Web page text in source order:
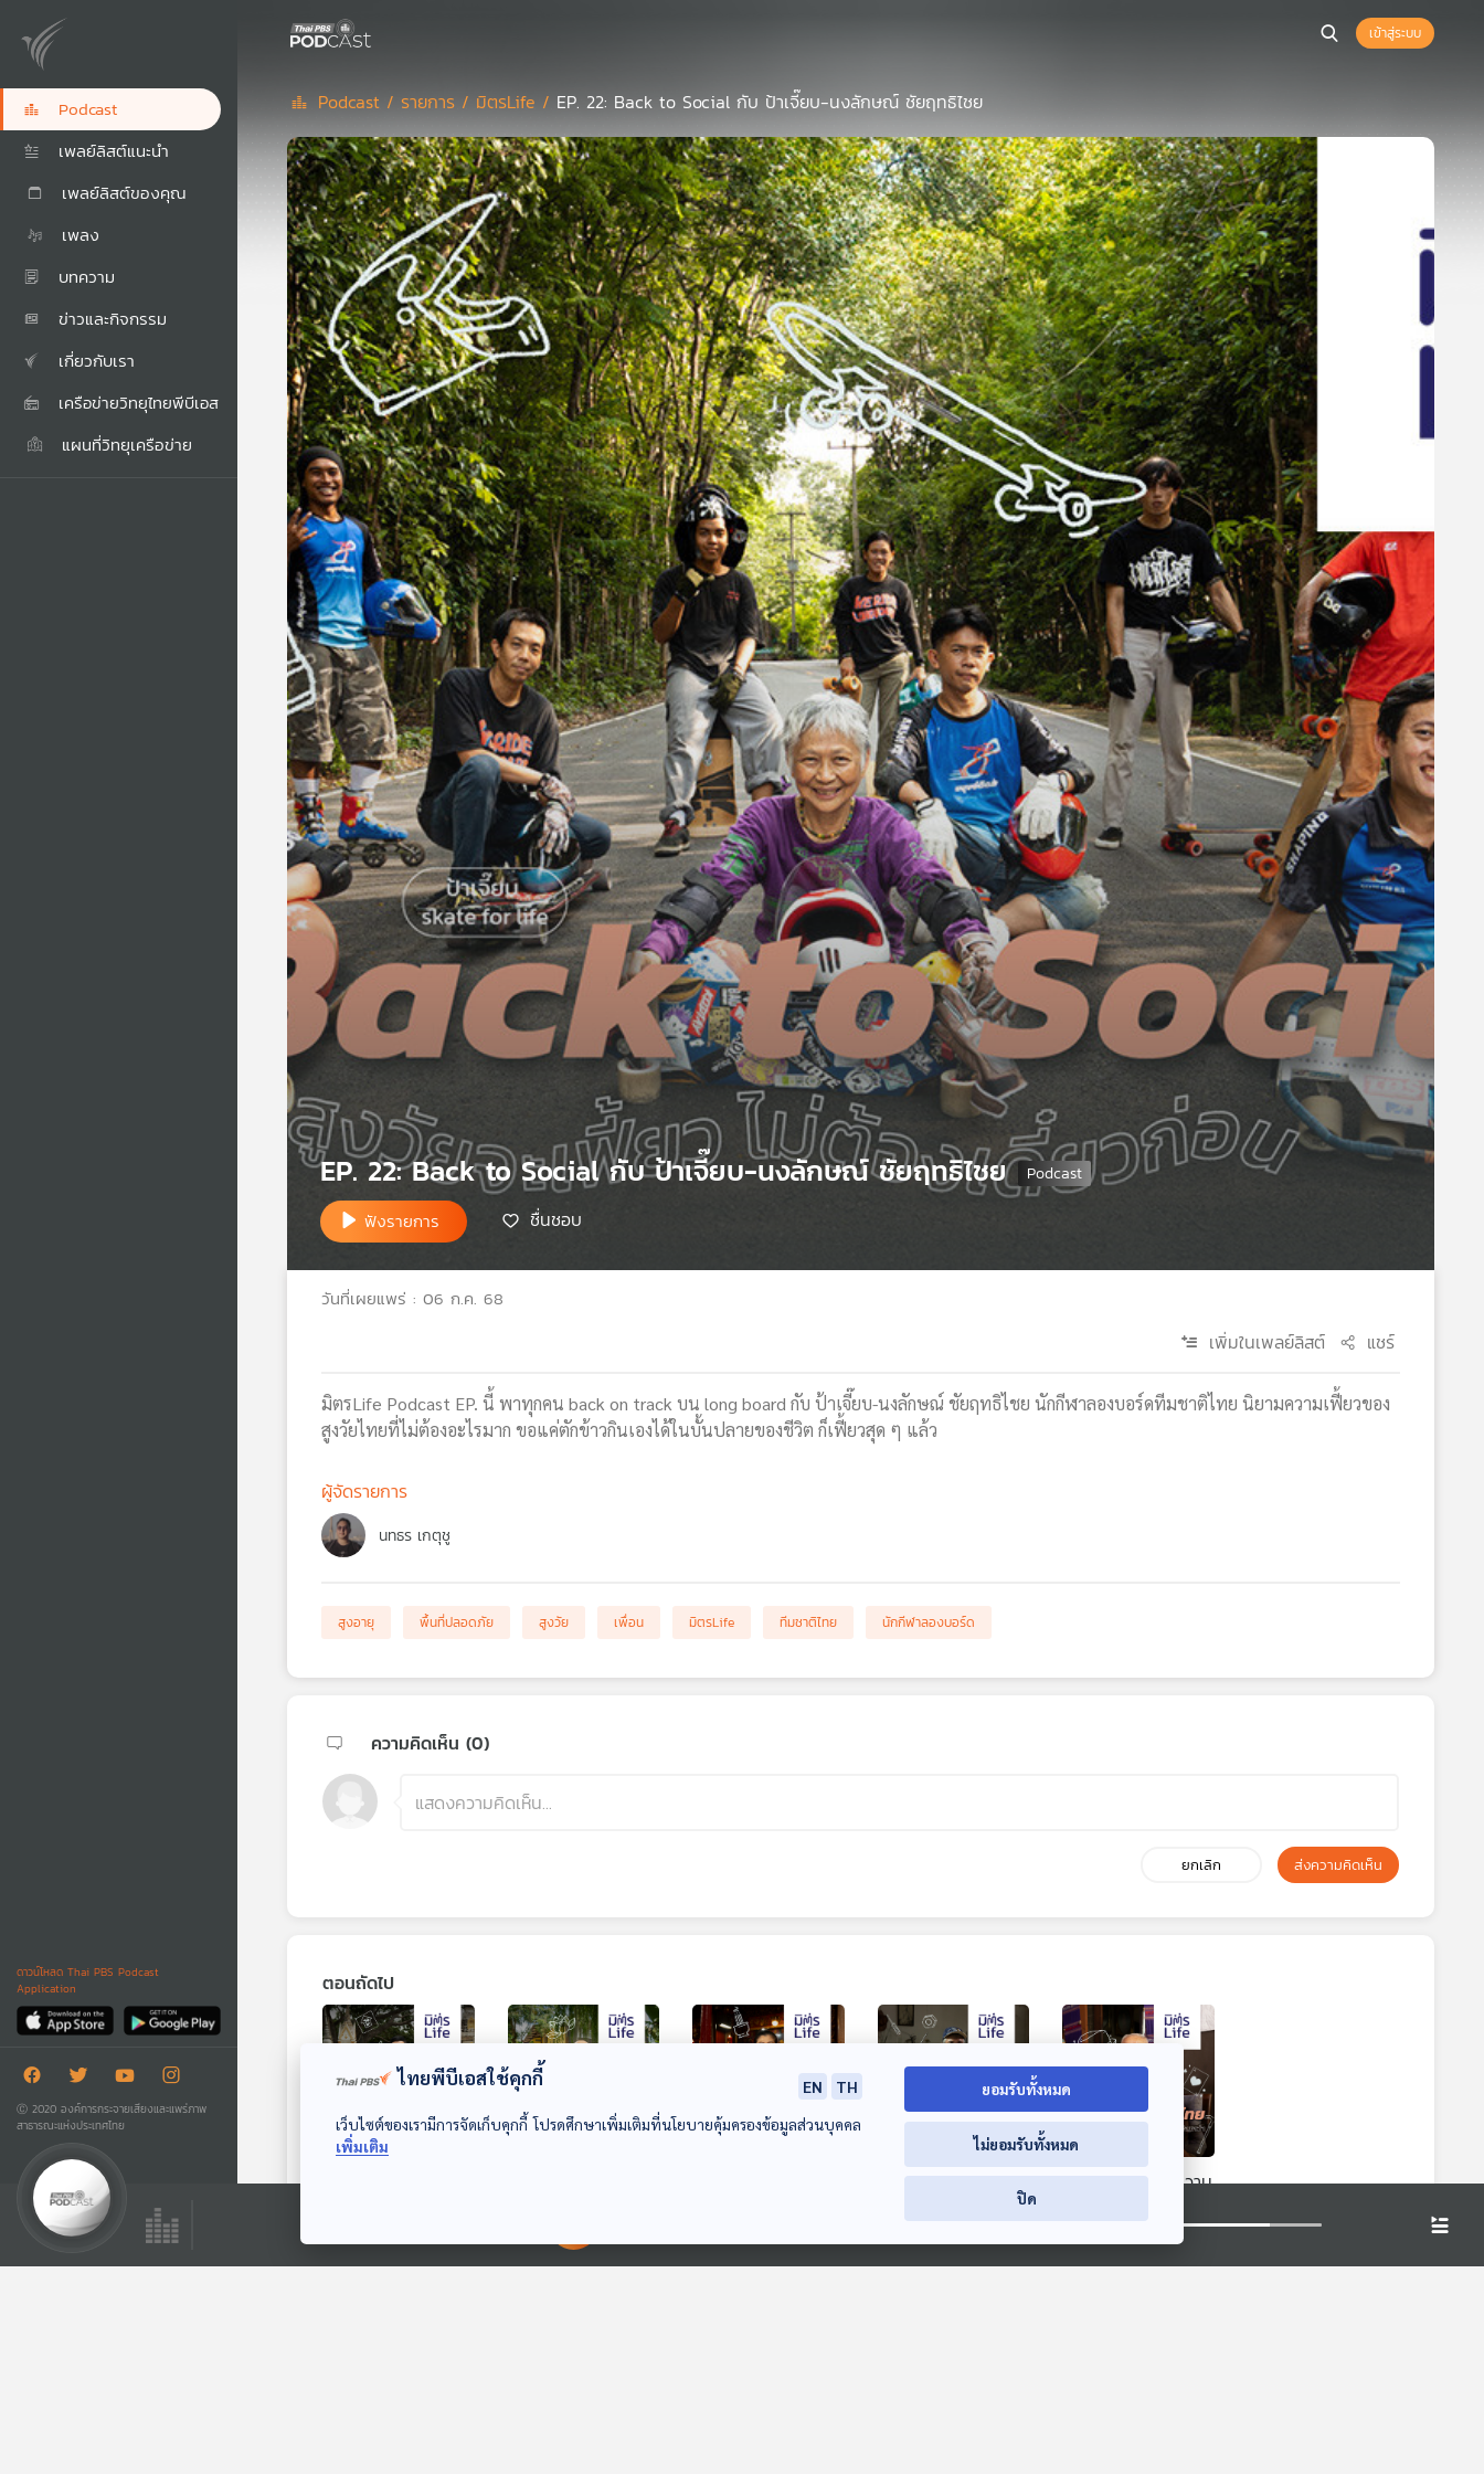
Podcast
เพลย์ลิสต์แนะนำ
เพลย์ลิสต์ของคุณ
เพลง
บทความ
ข่าวและกิจกรรม
เกี่ยวกับเรา
เครือข่ายวิทยุไทยพีบีเอส
แผนที่วิทยุเครือข่าย
ดาวน์โหลด Thai PBS Podcast
Application
Ⓒ 2020 องค์การกระจายเสียงและแพร่ภาพ
สาธารณะแห่งประเทศไทย
เข้าสู่ระบบ
Podcast / รายการ / มิตรLife / EP. 22: Back to Social กับ ป้าเจี๊ยบ-นงลักษณ์ ชัยฤทธิไชย
EP. 22: Back to Social กับ ป้าเจี๊ยบ-นงลักษณ์ ชัยฤทธิไชย
ฟังรายการ ชื่นชอบ
วันที่เผยแพร่ : 06 ก.ค. 68
เพิ่มในเพลย์ลิสต์ แชร์
มิตรLife Podcast EP. นี้ พาทุกคน back on track บน long board กับ ป้าเจี๊ยบ-นงลักษณ์ ชัยฤทธิไชย นักกีฬาลองบอร์ดทีมชาติไทย นิยามความเฟี้ยวของ
สูงวัยไทยที่ไม่ต้องอะไรมาก ขอแค่ตักข้าวกินเองได้ในบั้นปลายของชีวิต ก็เฟี้ยวสุด ๆ แล้ว
ผู้จัดรายการ
นทธร เกตุชู
สูงอายุ พื้นที่ปลอดภัย สูงวัย เพื่อน มิตรLife ทีมชาติไทย นักกีฬาลองบอร์ด
ความคิดเห็น (0)
ยกเลิก ส่งความคิดเห็น
ตอนถัดไป
วิชิต ธมฺมชิโต
EP. 26: ตุ๊กการช่าง
EP. 27: ความรู้ ความ
ปัญญาชนไทย
00:00:00
ไทยพีบีเอสใช้คุกกี้ EN
TH
เว็บไซต์ของเรามีการจัดเก็บคุกกี้ โปรดศึกษาเพิ่มเติมที่นโยบายคุ้มครองข้อมูลส่วนบุคคล
เพิ่มเติม
ยอมรับทั้งหมด
ไม่ยอมรับทั้งหมด
ปิด